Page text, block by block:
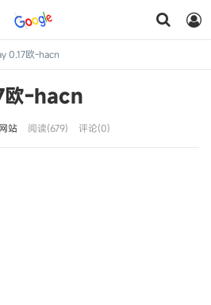
0.17欧-hacn
-hacn
站 阅读(679) 评论(0)